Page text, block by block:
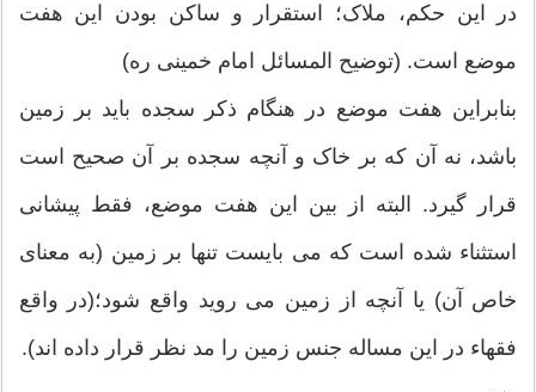
در این حکم، ملاک؛ استقرار و ساکن بودن این هفت
موضع است. (توضیح المسائل امام خمینی ره)
بنابراین هفت موضع در هنگام ذکر سجده باید بر زمین
باشد، نه آن که بر خاک و آنچه سجده بر آن صحیح است
قرار گیرد. البته از بین این هفت موضع، فقط پیشانی
استثناء شده است که می بایست تنها بر زمین (به معنای
خاص آن) یا آنچه از زمین می روید واقع شود؛(در واقع
فقهاء در این مساله جنس زمین را مد نظر قرار داده اند).